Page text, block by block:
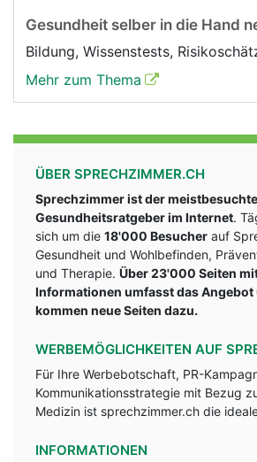
Gesundheit selber in die Hand
Bildung, Wissenstests,
Mehr zum Thema
ÜBER SPRECHZIMMER.CH
Sprechzimmer ist der
Gesundheitsratgeber im Internet.
sich um die 18'000 Besucher auf
Gesundheit und Wohlbefinden,
und Therapie. Über 23'000 Seiten
Informationen umfasst das Angebot
kommen neue Seiten dazu.
WERBEMÖGLICHKEITEN AUF
Für Ihre Werbebotschaft, PR-
Kommunikationsstrategie mit Bezug
Medizin ist sprechzimmer.ch die
INFORMATIONEN